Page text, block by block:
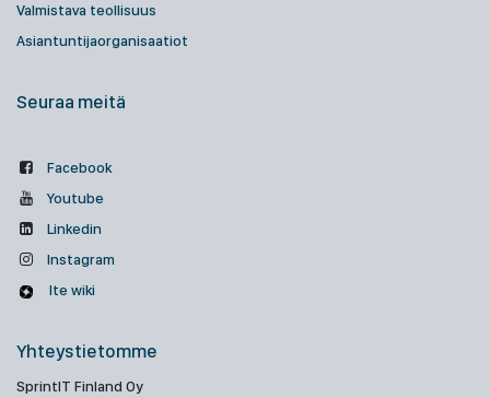
Valmistava teollisuus
Asiantuntijaorganisaatiot
Seuraa meitä
Facebook
Youtube
Linkedin
Instagram
Ite wiki
Yhteystietomme
SprintIT Finland Oy